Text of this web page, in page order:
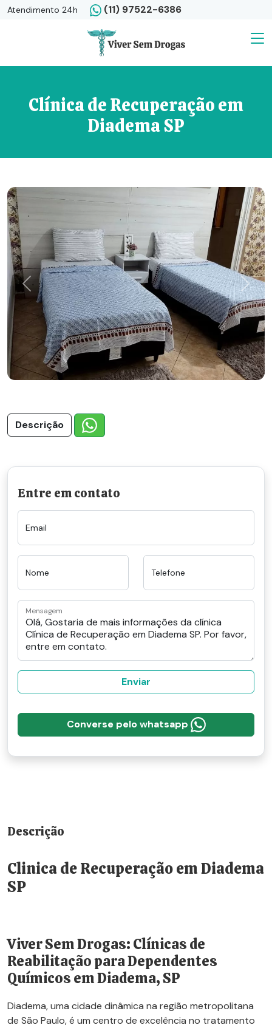
Atendimento 24h (11) 97522-6386
Clínica de Recuperação em
Diadema SP
Previous Next
Descrição
Entre em contato
Email
Nome Telefone
Mensagem
Enviar
Converse pelo whatsapp
Descrição
Clinica de Recuperação em Diadema
SP
Viver Sem Drogas: Clínicas de
Reabilitação para Dependentes
Químicos em Diadema, SP
Diadema, uma cidade dinâmica na região metropolitana
de São Paulo, é um centro de excelência no tratamento